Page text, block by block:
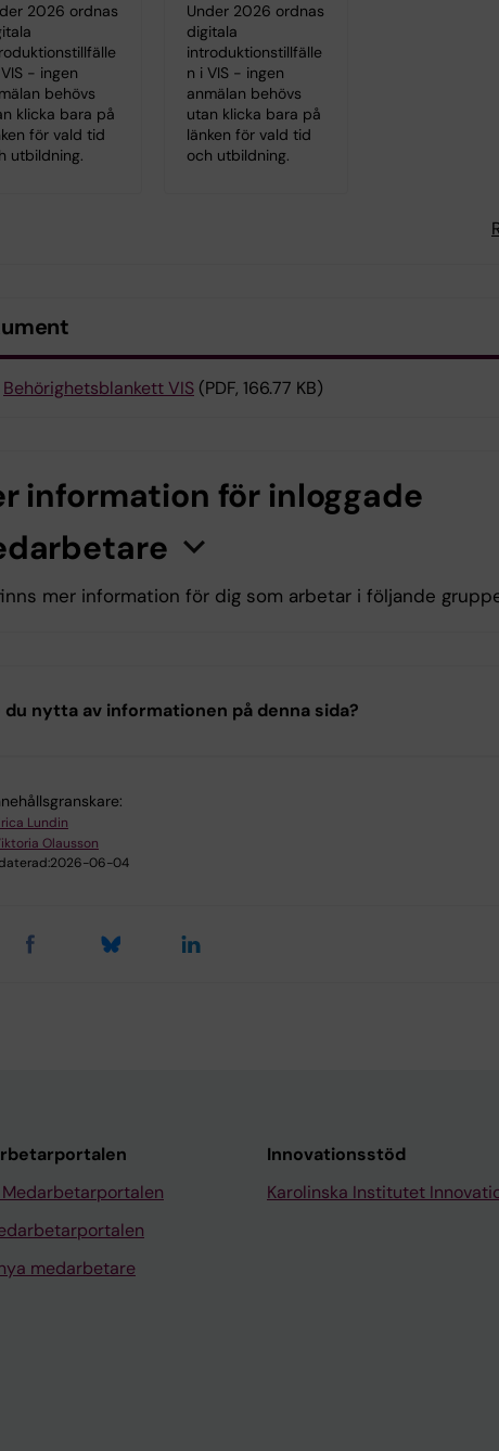
2026 ordnas
- ingen
behövs
klicka bara på
för vald tid
utbildning.
Under 2026 ordnas
digitala
introduktionstillfälle
n i VIS - ingen
anmälan behövs
utan klicka bara på
länken för vald tid
och utbildning.
Behörighetsblankett VIS (PDF, 166.77 KB)
information för inloggade
n
mer information för dig som arbetar i följande
in med KI-ID
du nytta av informationen på denna sida?
Lundin
Olausson
2026-06-04
medarbetare
Innovationsstöd
Karolinska Institutet